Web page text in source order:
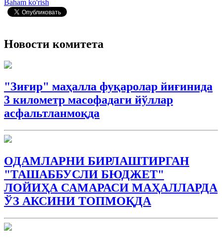
Baham ko'rish
Новости комитета
"Зиғир" маҳалла фуқаролар йиғинида
3 километр масофадаги йўллар
асфальтланмоқда
ОДАМЛАРНИ БИРЛАШТИРГАН
"ТАШАББУСЛИ БЮДЖEТ"
ЛОЙИҲА САМАРАСИ МАҲАЛЛАРДА
ЎЗ АКСИНИ ТОПМОҚДА